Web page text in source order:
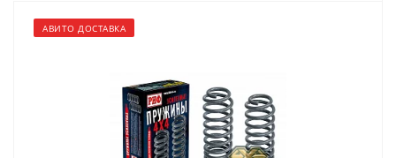
АВИТО ДОСТАВКА